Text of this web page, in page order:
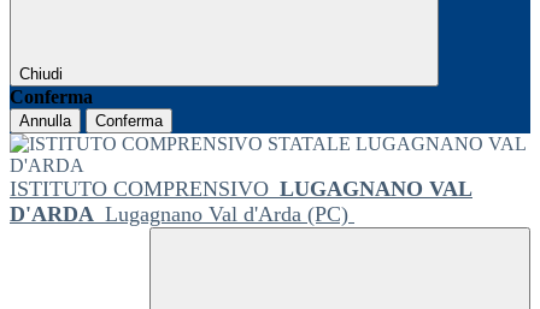
Chiudi
Conferma
Annulla Conferma
ISTITUTO COMPRENSIVO LUGAGNANO VAL
D'ARDA Lugagnano Val d'Arda (PC)